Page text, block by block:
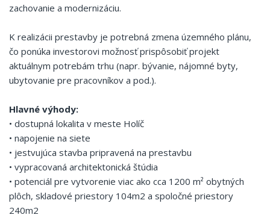
zachovanie a modernizáciu.
K realizácii prestavby je potrebná zmena územného plánu,
čo ponúka investorovi možnosť prispôsobiť projekt
aktuálnym potrebám trhu (napr. bývanie, nájomné byty,
ubytovanie pre pracovníkov a pod.).
Hlavné výhody:
• dostupná lokalita v meste Holíč
• napojenie na siete
• jestvujúca stavba pripravená na prestavbu
• vypracovaná architektonická štúdia
• potenciál pre vytvorenie viac ako cca 1200 m² obytných
plôch, skladové priestory 104m2 a spoločné priestory
240m2